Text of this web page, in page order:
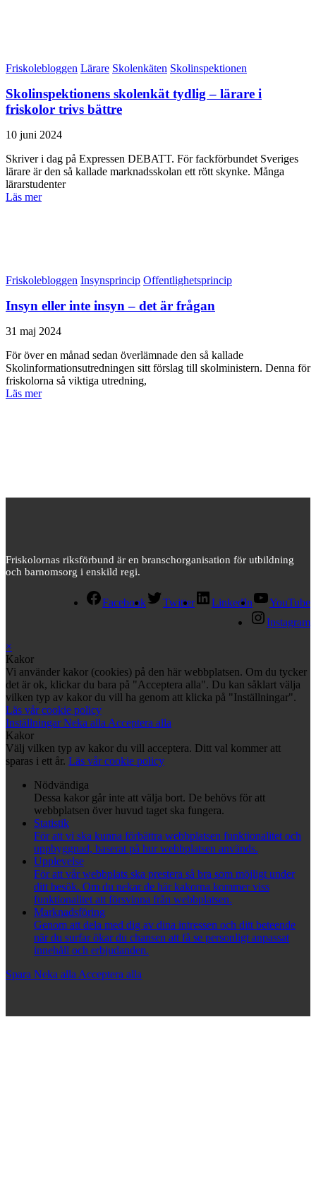
Friskolebloggen Lärare Skolenkäten Skolinspektionen
Skolinspektionens skolenkät tydlig – lärare i
friskolor trivs bättre
10 juni 2024
Skriver i dag på Expressen DEBATT. För fackförbundet Sveriges
lärare är den så kallade marknadsskolan ett rött skynke. Många
lärarstudenter
Läs mer
Friskolebloggen Insynsprincip Offentlighetsprincip
Insyn eller inte insyn – det är frågan
31 maj 2024
För över en månad sedan överlämnade den så kallade
Skolinformationsutredningen sitt förslag till skolministern. Denna för
friskolorna så viktiga utredning,
Läs mer
Friskolornas riksförbund är en branschorganisation för utbildning
och barnomsorg i enskild regi.
Facebook Twitter LinkedIn
YouTube
Instagram
×
Kakor
Vi använder kakor (cookies) på den här webbplatsen. Om du tycker
det är ok, klickar du bara på "Acceptera alla". Du kan såklart välja
vilken typ av kakor du vill ha genom att klicka på "Inställningar".
Läs vår cookie policy
InställningarNeka alla Acceptera alla
Kakor
Välj vilken typ av kakor du vill acceptera. Ditt val kommer att
sparas i ett år. Läs vår cookie policy
Nödvändiga
Dessa kakor går inte att välja bort. De behövs för att
webbplatsen över huvud taget ska fungera.
Statistik
För att vi ska kunna förbättra webbplatsen funktionalitet och
uppbyggnad, baserat på hur webbplatsen används.
Upplevelse
För att vår webbplats ska prestera så bra som möjligt under
ditt besök. Om du nekar de här kakorna kommer viss
funktionalitet att försvinna från webbplatsen.
Marknadsföring
Genom att dela med dig av dina intressen och ditt beteende
när du surfar ökar du chansen att få se personligt anpassat
innehåll och erbjudanden.
Spara Neka alla Acceptera alla